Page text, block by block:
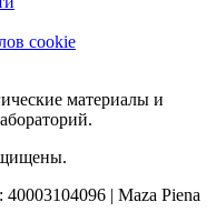
cookie
материалы и
40003104096 | Maza Piena